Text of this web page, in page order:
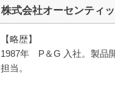
株式会社オーセンティ
【略歴】
1987年 P＆G 入社。製品
担当。